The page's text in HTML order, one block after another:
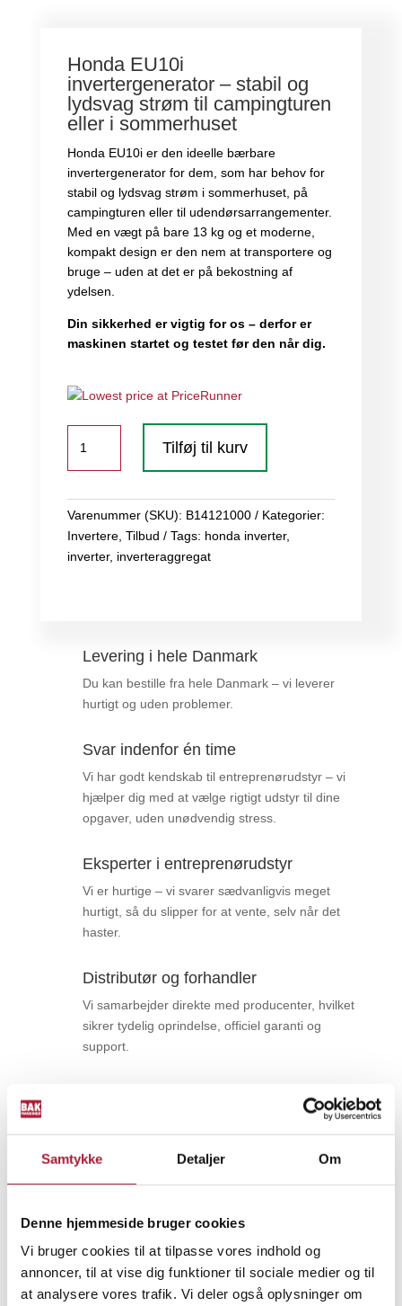
Samtykke Detaljer Om
Denne hjemmeside bruger cookies
Vi bruger cookies til at tilpasse vores indhold og
annoncer, til at vise dig funktioner til sociale medier og til
at analysere vores trafik. Vi deler også oplysninger om
Honda EU10i
invertergenerator – stabil og
lydsvag strøm til campingturen
eller i sommerhuset
Honda EU10i er den ideelle bærbare
invertergenerator for dem, som har behov for
stabil og lydsvag strøm i sommerhuset, på
campingturen eller til udendørsarrangementer.
Med en vægt på bare 13 kg og et moderne,
kompakt design er den nem at transportere og
bruge – uden at det er på bekostning af
ydelsen.
Din sikkerhed er vigtig for os – derfor er
maskinen startet og testet før den når dig.
Inverter
EU10i
antal
Tilføj til kurv
Varenummer (SKU): B14121000
Kategorier:
Invertere, Tilbud Tags: honda inverter,
inverter, inverteraggregat
Levering i hele Danmark
Du kan bestille fra hele Danmark – vi leverer
hurtigt og uden problemer.
Svar indenfor én time
Vi har godt kendskab til entreprenørudstyr – vi
hjælper dig med at vælge rigtigt udstyr til dine
opgaver, uden unødvendig stress.
Eksperter i entreprenørudstyr
Vi er hurtige – vi svarer sædvanligvis meget
hurtigt, så du slipper for at vente, selv når det
haster.
Distributør og forhandler
Vi samarbejder direkte med producenter, hvilket
sikrer tydelig oprindelse, officiel garanti og
support.
Beskrivelse af produktet
batterier. Generatoren drives af en pålidelig 2,1 hk
Honda GXH 50 benzinmotor, og har inverterteknologi og
automatisk tomgang, som reducerer både
brændstofforbrug og støjniveau (kun 87 dB). Ønsker du